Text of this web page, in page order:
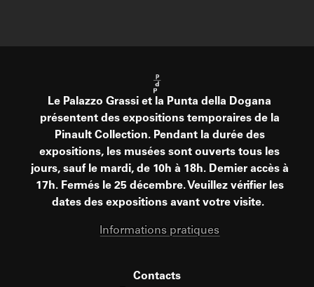
Le Palazzo Grassi et la Punta della Dogana
présentent des expositions temporaires de la
Pinault Collection. Pendant la durée des
expositions, les musées sont ouverts tous les
jours, sauf le mardi, de 10h à 18h. Dernier accès à
17h. Fermés le 25 décembre. Veuillez vérifier les
dates des expositions avant votre visite.
Informations pratiques
Contacts